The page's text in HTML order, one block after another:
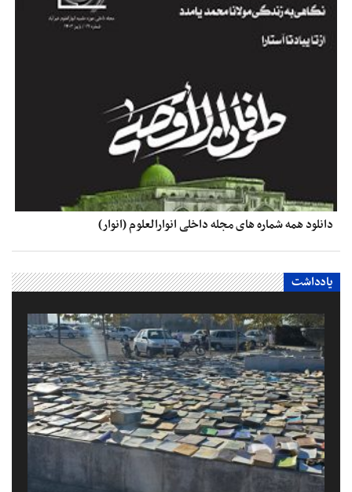
دانلود همه شماره های مجله داخلی انوارالعلوم (انوار)
یادداشت